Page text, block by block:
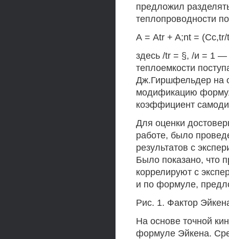
предложил
теплопроводности
А = Atr + A;nt =
здесь /tr = §, /и = 1
теплоемкости
Дж.Гиршфельдер на
модификацию
коэффициент
Для оценки
работе, было
результатов с
Было показано, что
коррелируют с
и по формуле,
Рис. 1. Фактор
На основе точной
формуле Эйкена.